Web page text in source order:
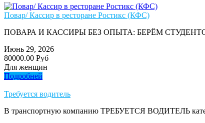
Повар/ Кассир в ресторане Ростикс (КФС)
ПОВАРА И КАССИРЫ БЕЗ ОПЫТА: БЕРЁМ СТУДЕНТОВ!
Июнь 29, 2026
80000.00 Руб
Для женщин
Подробней
Требуется водитель
В транспортную компанию ТРЕБУЕТСЯ ВОДИТЕЛЬ